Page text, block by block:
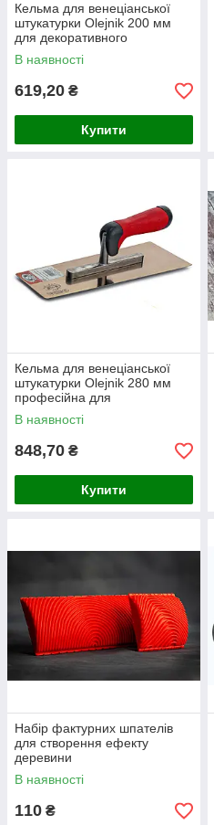
Кельма для венеціанської
штукатурки Olejnik 200 мм
для декоративного
оздоблення стін
В наявності
619,20 ₴
Купити
Кельма для венеціанської
штукатурки Olejnik 280 мм
професійна для
декоративного оздоблення
В наявності
848,70 ₴
Купити
Набір фактурних шпателів
для створення ефекту
деревини
В наявності
110 ₴